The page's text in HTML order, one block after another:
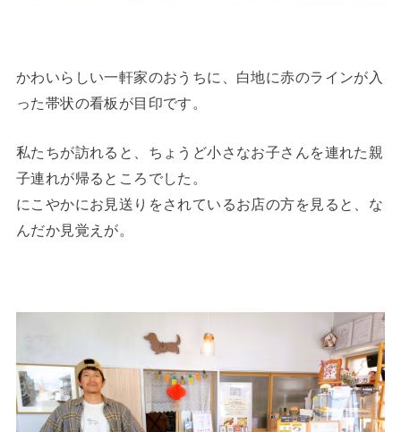
かわいらしい一軒家のおうちに、白地に赤のラインが入
った帯状の看板が目印です。
私たちが訪れると、ちょうど小さなお子さんを連れた親
子連れが帰るところでした。
にこやかにお見送りをされているお店の方を見ると、な
んだか見覚えが。